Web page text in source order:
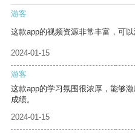
游客
这款app的视频资源非常丰富，可以
2024-01-15
游客
这款app的学习氛围很浓厚，能够
成绩。
2024-01-15